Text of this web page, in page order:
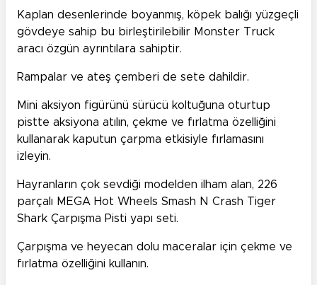
Kaplan desenlerinde boyanmış, köpek balığı yüzgeçli
gövdeye sahip bu birleştirilebilir Monster Truck
aracı özgün ayrıntılara sahiptir.
Rampalar ve ateş çemberi de sete dahildir.
Mini aksiyon figürünü sürücü koltuğuna oturtup
pistte aksiyona atılın, çekme ve fırlatma özelliğini
kullanarak kaputun çarpma etkisiyle fırlamasını
izleyin.
Hayranların çok sevdiği modelden ilham alan, 226
parçalı MEGA Hot Wheels Smash N Crash Tiger
Shark Çarpışma Pisti yapı seti.
Çarpışma ve heyecan dolu maceralar için çekme ve
fırlatma özelliğini kullanın.